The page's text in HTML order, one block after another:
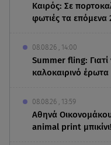
Καιρός: Σε
φωτιές τα
08.08.26 , 14:00
Summer fling: Γιατί
καλοκαιρινό έρωτα
08.08.26 , 13:59
Αθηνά
animal print μπικίνι!